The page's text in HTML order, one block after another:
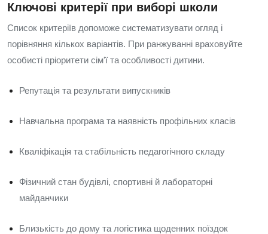
Ключові критерії при виборі школи
Список критеріїв допоможе систематизувати огляд і
порівняння кількох варіантів. При ранжуванні враховуйте
особисті пріоритети сім'ї та особливості дитини.
Репутація та результати випускників
Навчальна програма та наявність профільних класів
Кваліфікація та стабільність педагогічного складу
Фізичний стан будівлі, спортивні й лабораторні
майданчики
Близькість до дому та логістика щоденних поїздок